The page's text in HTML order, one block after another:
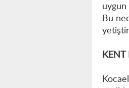
uygun
Bu